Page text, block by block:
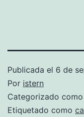
Publicada el 6 de
Por istern
Categorizado como
Etiquetado como